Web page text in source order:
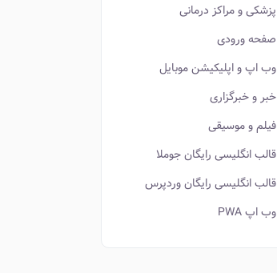
پزشکی و مراکز درمانی
صفحه ورودی
وب اپ و اپلیکیشن موبایل
خبر و خبرگزاری
فیلم و موسیقی
قالب انگلیسی رایگان جوملا
قالب انگلیسی رایگان وردپرس
وب اپ PWA